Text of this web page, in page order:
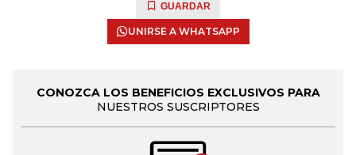
GUARDAR
UNIRSE A WHATSAPP
CONOZCA LOS BENEFICIOS EXCLUSIVOS PARA
NUESTROS SUSCRIPTORES